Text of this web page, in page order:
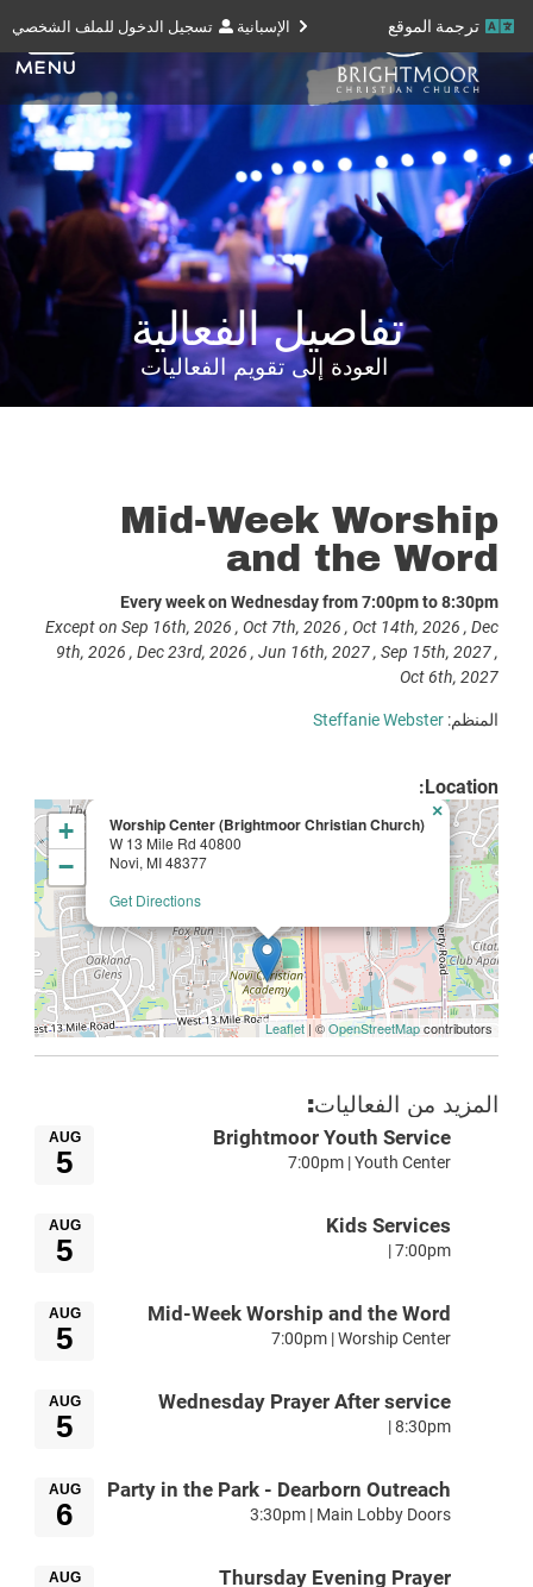
ترجمة الموقع الإسبانية تسجيل الدخول للملف الشخصي
تفاصيل الفعالية
العودة إلى تقويم الفعاليات
Mid-Week Worship
and the Word
Every week on Wednesday from 7:00pm to 8:30pm
Except on Sep 16th, 2026 , Oct 7th, 2026 , Oct 14th, 2026 , Dec
9th, 2026 , Dec 23rd, 2026 , Jun 16th, 2027 , Sep 15th, 2027 ,
Oct 6th, 2027
المنظم:Steffanie Webster
Location:
Worship Center (Brightmoor Christian Church)
40800 W 13 Mile Rd
Novi, MI 48377
Get Directions
×
+
−
Leaflet| ©OpenStreetMapcontributors
المزيد من الفعاليات:
AUG
5
Brightmoor Youth Service
7:00pm | Youth Center
AUG
5
Kids Services
7:00pm |
AUG
5
Mid-Week Worship and the Word
7:00pm | Worship Center
AUG
5
Wednesday Prayer After service
8:30pm |
AUG
6
Party in the Park - Dearborn Outreach
3:30pm | Main Lobby Doors
AUG Thursday Evening Prayer